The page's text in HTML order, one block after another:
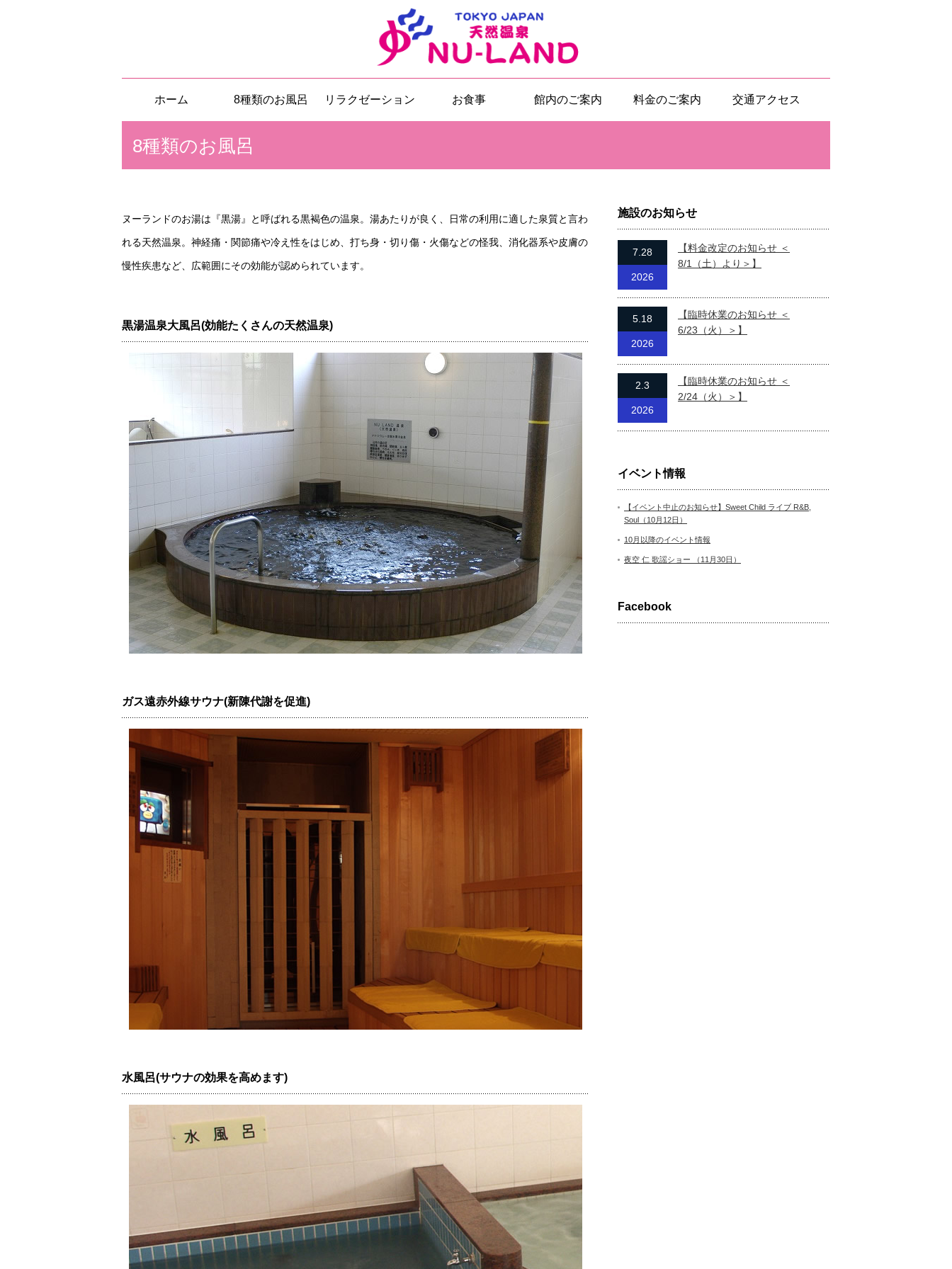
ホーム 8種類のお風呂 リラクゼーション お食事 館内のご案内 料金のご案内 交通アクセス
8種類のお風呂
ヌーランドのお湯は『黒湯』と呼ばれる黒褐色の温泉。湯あたりが良く、日常の利用に適した泉質と言わ
れる天然温泉。神経痛・関節痛や冷え性をはじめ、打ち身・切り傷・火傷などの怪我、消化器系や皮膚の
慢性疾患など、広範囲にその効能が認められています。
黒湯温泉大風呂(効能たくさんの天然温泉)
ガス遠赤外線サウナ(新陳代謝を促進)
水風呂(サウナの効果を高めます)
施設のお知らせ
7.28
2026
【料金改定のお知らせ ＜
8/1（土）より＞】
5.18
2026
【臨時休業のお知らせ ＜
6/23（火）＞】
2.3
2026
【臨時休業のお知らせ ＜
2/24（火）＞】
イベント情報
【イベント中止のお知らせ】Sweet Child ライブ R&B,
Soul（10月12日）
10月以降のイベント情報
夜空 仁 歌謡ショー （11月30日）
Facebook